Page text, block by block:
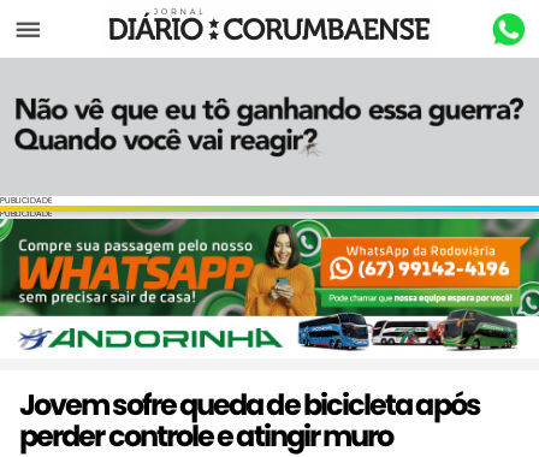
Menu
PUBLICIDADE
PUBLICIDADE
Jovem sofre queda de bicicleta após
perder controle e atingir muro